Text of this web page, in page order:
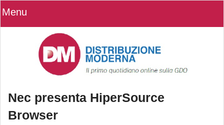
Menu
Nec presenta HiperSource
Browser